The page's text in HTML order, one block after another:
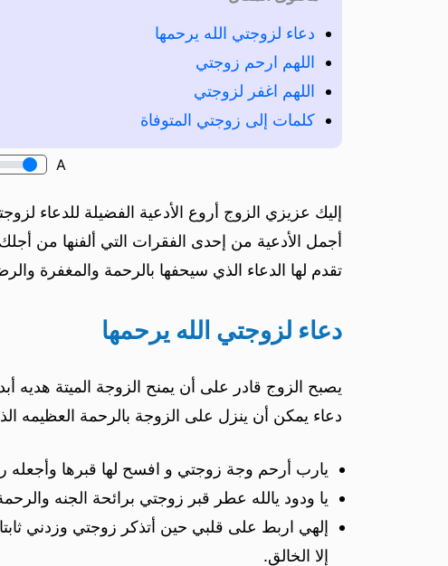
دعاء لزوجتي الله يرحمها
اللهم ارحم زوجتي
اللهم اغفر لزوجتي
كلمات إلى زوجتي المتوفاة
A
إليك عزيزي الزوج أروع الأدعية الفضيلة للدعاء
أجمل الأدعية من إحدى الفقرات التي ألفنها من
تقدم لها الدعاء الذي سيحفها بالرحمة والمغفرة
دعاء لزوجتي الله يرحمها
يصبح الزوج قادر على أن يمنح الزوجة الميتة هديه
دعاء يمكن أن ينزل على الزوجة بالرحمة العظيمه
يارب أرحم وجة زوجتي و افسح لها قبرها وأجعله
يا ودود يالله عطر قبر زوجتي برائحة الجنه
إلهي اربط على قلبي حين أتذكر زوجتي وزدني
إلا الخالق.